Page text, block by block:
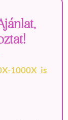
1000X is